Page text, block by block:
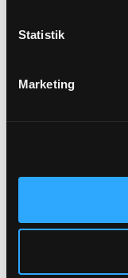
Statistik
Marketing